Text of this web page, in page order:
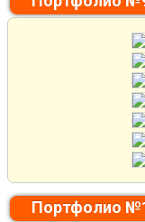
Портфолио